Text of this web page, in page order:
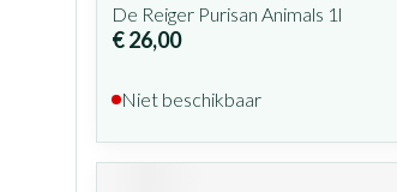
De Reiger Purisan Animals 1l
€ 26,00
Niet beschikbaar